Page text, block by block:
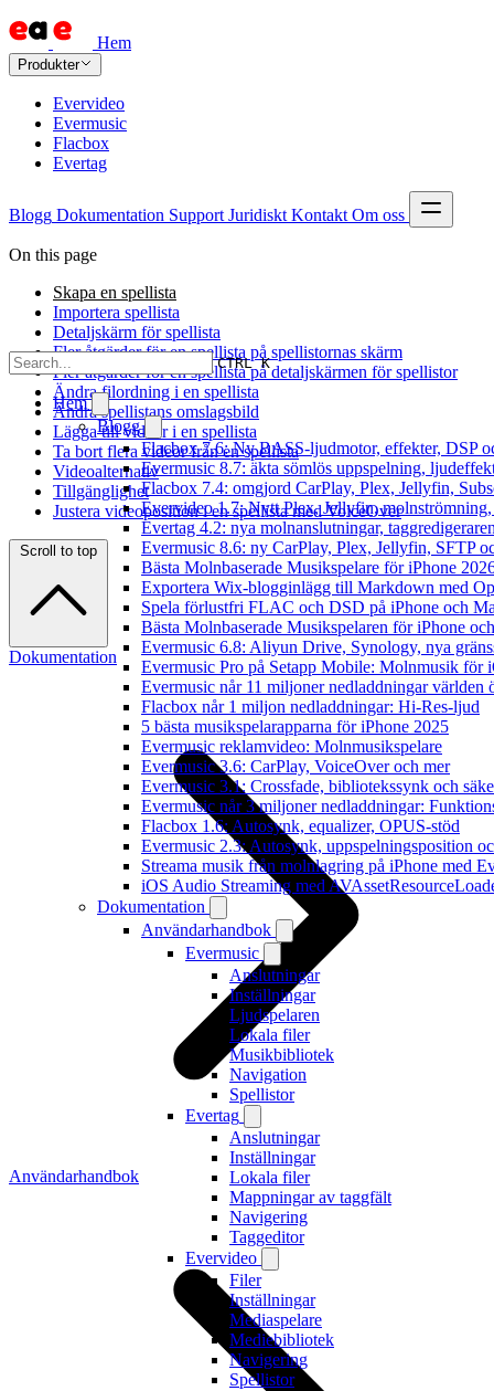
Hem
Produkter
Evervideo
Evermusic
Flacbox
Evertag
Blogg Dokumentation Support Juridiskt Kontakt Om oss
CTRL K
Hem
Blogg
Flacbox 7.6: Ny BASS-ljudmotor, effekter, DSP
Evermusic 8.7: äkta sömlös uppspelning,
Flacbox 7.4: omgjord CarPlay, Plex, Jellyfin,
Evervideo 1.7: Nytt Plex, Jellyfin, molnströmning,
Evertag 4.2: nya molnanslutningar,
Evermusic 8.6: ny CarPlay, Plex, Jellyfin, SFTP
Bästa Molnbaserade Musikspelare för iPhone
Exportera Wix-blogginlägg till Markdown med
Spela förlustfri FLAC och DSD på iPhone och
Bästa Molnbaserade Musikspelaren för iPhone
Evermusic 6.8: Aliyun Drive, Synology, nya
Evermusic Pro på Setapp Mobile: Molnmusik för
Evermusic når 11 miljoner nedladdningar världen
Flacbox når 1 miljon nedladdningar: Hi-Res-ljud
5 bästa musikspelarapparna för iPhone 2025
Evermusic reklamvideo: Molnmusikspelare
Evermusic 3.6: CarPlay, VoiceOver och mer
Evermusic 3.1: Crossfade, bibliotekssynk och
Evermusic når 3 miljoner nedladdningar:
Flacbox 1.6: Autosynk, equalizer, OPUS-stöd
Evermusic 2.3: Autosynk, uppspelningsposition
Streama musik från molnlagring på iPhone med
iOS Audio Streaming med
Dokumentation
Användarhandbok
Evermusic
Anslutningar
Inställningar
Ljudspelaren
Lokala filer
Musikbibliotek
Navigation
Spellistor
Evertag
Anslutningar
Inställningar
Lokala filer
Mappningar av taggfält
Navigering
Taggeditor
Evervideo
Filer
Inställningar
Mediaspelare
Mediebibliotek
Navigering
Spellistor
On this page
Skapa en spellista
Importera spellista
Detaljskärm för spellista
Fler åtgärder för en spellista på spellistornas skärm
Fler åtgärder för en spellista på detaljskärmen för spellistor
Ändra filordning i en spellista
Ändra spellistans omslagsbild
Lägga till videor i en spellista
Ta bort flera videor från en spellista
Videoalternativ
Tillgänglighet
Justera videoposition i en spellista med VoiceOver
Scroll to top
Dokumentation
Användarhandbok